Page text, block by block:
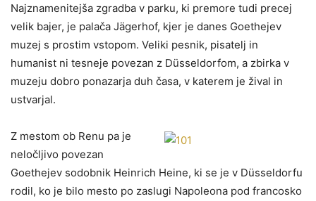
Najznamenitejša zgradba v parku, ki premore tudi precej
velik bajer, je palača Jägerhof, kjer je danes Goethejev
muzej s prostim vstopom. Veliki pesnik, pisatelj in
humanist ni tesneje povezan z Düsseldorfom, a zbirka v
muzeju dobro ponazarja duh časa, v katerem je žival in
ustvarjal.
Z mestom ob Renu pa je
neločljivo povezan
Goethejev sodobnik Heinrich Heine, ki se je v Düsseldorfu
rodil, ko je bilo mesto po zaslugi Napoleona pod francosko